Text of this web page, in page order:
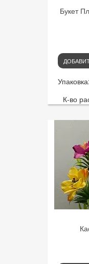
Букет
Упаковка:
К-во
К-во
Артикул: